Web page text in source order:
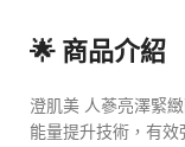
🌟 商品介紹
澄肌美 人蔘亮澤緊
能量提升技術，有效